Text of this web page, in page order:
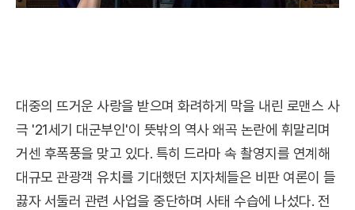
대중의 뜨거운 사랑을 받으며 화려하게 막을 내린 로맨스 사
극 '21세기 대군부인'이 뜻밖의 역사 왜곡 논란에 휘말리며
거센 후폭풍을 맞고 있다. 특히 드라마 속 촬영지를 연계해
대규모 관광객 유치를 기대했던 지자체들은 비판 여론이 들
끓자 서둘러 관련 사업을 중단하며 사태 수습에 나섰다. 전